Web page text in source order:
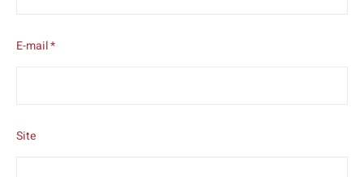
E-mail*
Site